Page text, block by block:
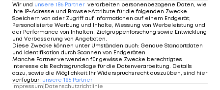
Die Rekord-Zugänge der 12 Bundesliga-
Klubs
SLIDESHOW
Wir und unsere 186 Partner verarbeiten personenbezogene Daten, wie
Ihre IP-Adresse und Browser-Attribute für die folgenden Zwecke:
Speichern von oder Zugriff auf Informationen auf einem Endgerät;
Personalisierte Werbung und Inhalte, Messung von Werbeleistung und
der Performance von Inhalten, Zielgruppenforschung sowie Entwicklung
und Verbesserung von Angeboten
Diese Zwecke können unter Umständen auch: Genaue Standortdaten
und Identifikation durch Scannen von Endgeräten
Manche Partner verwenden für gewisse Zwecke berechtigtes
Interesse als Rechtsgrundlage für die Datenverarbeitung. Details
dazu, sowie die Möglichkeit Ihr Widerspruchsrecht auszuüben, sind hier
verfügbar: unsere 186 Partner
Impressum|Datenschutzrichtlinie